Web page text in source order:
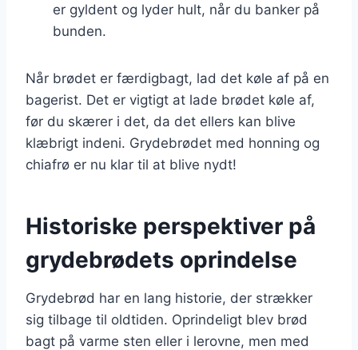
er gyldent og lyder hult, når du banker på
bunden.
Når brødet er færdigbagt, lad det køle af på en
bagerist. Det er vigtigt at lade brødet køle af,
før du skærer i det, da det ellers kan blive
klæbrigt indeni. Grydebrødet med honning og
chiafrø er nu klar til at blive nydt!
Historiske perspektiver på
grydebrødets oprindelse
Grydebrød har en lang historie, der strækker
sig tilbage til oldtiden. Oprindeligt blev brød
bagt på varme sten eller i lerovne, men med